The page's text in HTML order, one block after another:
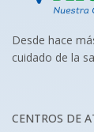
Desde hace
cuidado de la
CENTROS DE